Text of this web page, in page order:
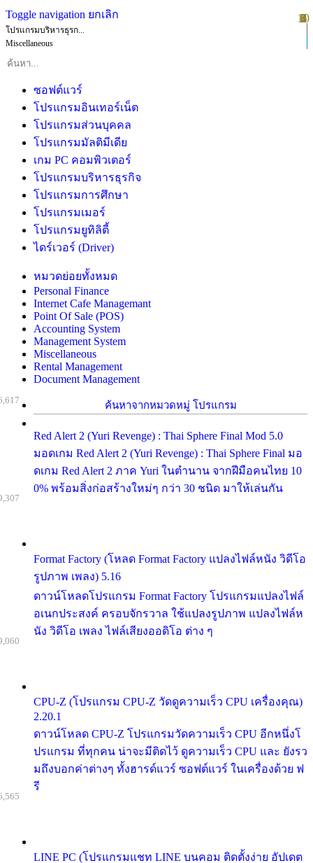
Toggle navigation ยกเลิก
โปรแกรมบริหารธุรก...
Miscellaneous
ซอฟต์แวร์
โปรแกรมอินเทอร์เน็ต
โปรแกรมส่วนบุคคล
โปรแกรมมัลติมีเดีย
เกม PC คอมพิวเตอร์
โปรแกรมบริหารธุรกิจ
โปรแกรมการศึกษา
โปรแกรมเมอร์
โปรแกรมยูทิลิตี้
ไดร์เวอร์ (Driver)
หมวดย่อยทั้งหมด
Personal Finance
Internet Cafe Managemant
Point Of Sale (POS)
Accounting System
Management System
Miscellaneous
Rental Management
Document Management
ค้นหาจากหมวดหมู่ โปรแกรม
Red Alert 2 (Yuri Revenge) : Thai Sphere Final Mod 5.0
มอดเกม Red Alert 2 (Yuri Revenge) : Thai Sphere Final มอ
ดเกม Red Alert 2 ภาค Yuri ในตำนาน จากฝีมือคนไทย 10
0% พร้อมสิ่งก่อสร้างใหม่ๆ กว่า 30 ชนิด มาให้เล่นกัน
Format Factory (โหลด Format Factory แปลงไฟล์หนัง วิดีโอ
รูปภาพ เพลง) 5.16
ดาวน์โหลดโปรแกรม Format Factory โปรแกรมแปลงไฟล์
อเนกประสงค์ ครอบจักรวาล ใช้แปลงรูปภาพ แปลงไฟล์ห
นัง วิดีโอ เพลง ไฟล์เสียงออดิโอ ต่าง ๆ
CPU-Z (โปรแกรม CPU-Z วัดดูความเร็ว CPU เครื่องคุณ)
2.20.1
ดาวน์โหลด CPU-Z โปรแกรมวัดความเร็ว CPU อีกหนึ่งโ
ปรแกรม ที่ทุกคน น่าจะมีติดไว้ ดูความเร็ว CPU และ ยังรว
มถึงบอกค่าต่างๆ ทั้งฮารด์แวร์ ซอฟต์แวร์ ในเครื่องด้วย ฟ
รี
LINE PC (โปรแกรมแชท LINE บนคอม ติดตั้งง่าย อัปเดต
1
2
3
4
5
6
7
8
9
10